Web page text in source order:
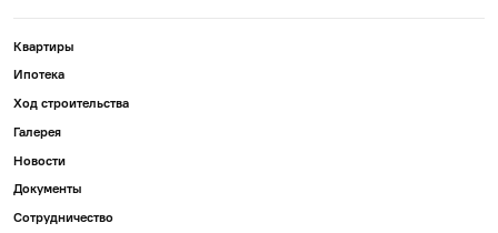
Квартиры
Ипотека
Ход строительства
Галерея
Новости
Документы
Сотрудничество